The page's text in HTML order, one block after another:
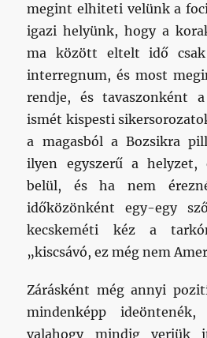
megint elhiteti velünk a
igazi helyünk, hogy a
ma között eltelt idő
interregnum, és most
rendje, és tavaszonként
ismét kispesti
a magasból a Bozsikra
ilyen egyszerű a helyzet,
belül, és ha nem
időközönként egy-egy
kecskeméti kéz a
„kiscsávó, ez még nem
Zárásként még annyi
mindenképp
valahogy mindig verjük